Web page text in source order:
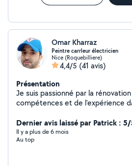
Omar Kharraz
Peintre carrleur électricien
Nice (Roquebilliere)
4,4/5 (41 avis)
Présentation
Je suis passionné par la
compétences et de l'expérience
carrelage, parquet, - plomberie -
Dernier avis laissé par Patrick :
Il y a plus de 6 mois
Au top